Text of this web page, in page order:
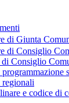
di Giunta
di Consiglio
Consiglio
regionali
e codice di